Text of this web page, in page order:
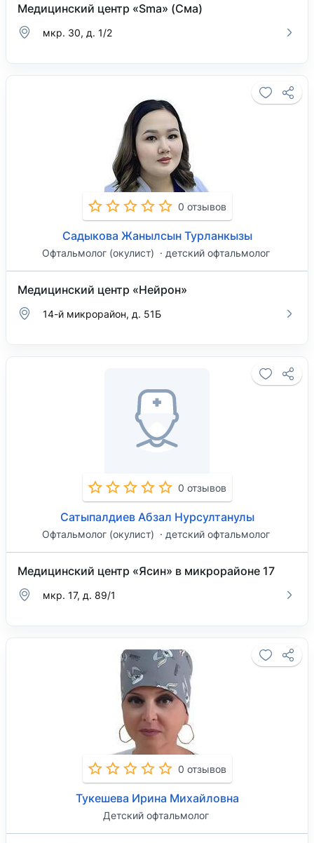
Медицинский центр «Sma» (Сма)
мкр. 30, д. 1/2
0 отзывов
Садыкова Жанылсын Турланкызы
Офтальмолог (окулист) детский офтальмолог
Медицинский центр «Нейрон»
​14-й микрорайон, д. 51Б
0 отзывов
Сатыпалдиев Абзал Нурсултанулы
Офтальмолог (окулист) детский офтальмолог
Медицинский центр «Ясин» в микрорайоне 17
мкр. 17, д. 89/1
0 отзывов
Тукешева Ирина Михайловна
Детский офтальмолог